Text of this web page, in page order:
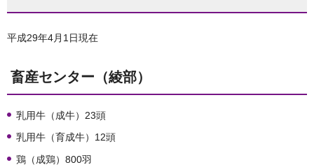
平成29年4月1日現在
畜産センター（綾部）
乳用牛（成牛）23頭
乳用牛（育成牛）12頭
鶏（成鶏）800羽